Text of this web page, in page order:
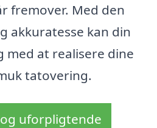
fremover. Med den
akkuratesse kan din
at realisere dine
tatovering.
uforpligtende